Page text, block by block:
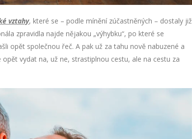
vztahy, které se – podle mínění zúčastněných – dostaly již
zpravidla najde nějakou „výhybku“, po které se
opět společnou řeč. A pak už za tahu nově nabuzené a
vydat na, už ne, strastiplnou cestu, ale na cestu za